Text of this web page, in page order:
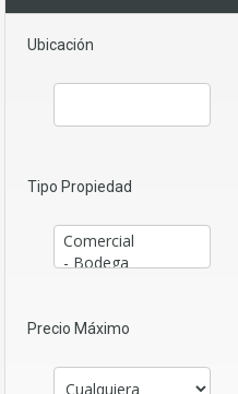
Ubicación
Tipo Propiedad
Precio Máximo